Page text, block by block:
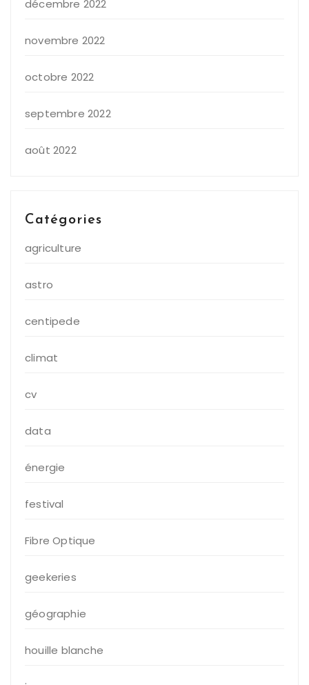
décembre 2022
novembre 2022
octobre 2022
septembre 2022
août 2022
Catégories
agriculture
astro
centipede
climat
cv
data
énergie
festival
Fibre Optique
geekeries
géographie
houille blanche